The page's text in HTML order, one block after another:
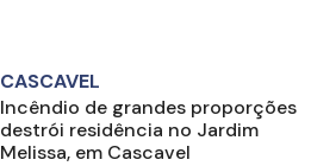
CASCAVEL
Incêndio de grandes proporções
destrói residência no Jardim
Melissa, em Cascavel